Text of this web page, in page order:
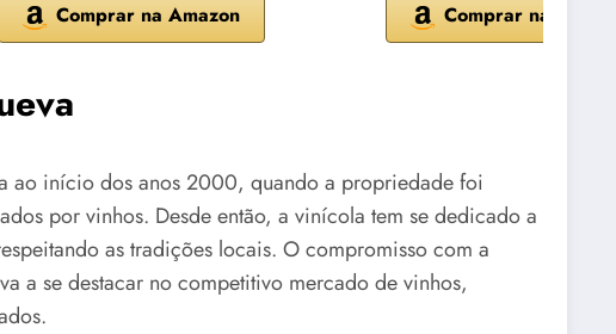
Comprar na Amazon Comprar na Amazon
ao início dos anos 2000, quando a propriedade foi
por vinhos. Desde então, a vinícola tem se dedicado a
as tradições locais. O compromisso com a
a se destacar no competitivo mercado de vinhos,